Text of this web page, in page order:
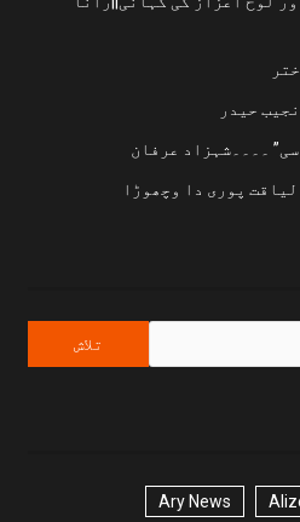
حیدر
۔۔۔۔شہزاد عرفان
پوری دا وچھوڑا
Ary News